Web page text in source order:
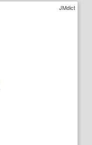
JMdict